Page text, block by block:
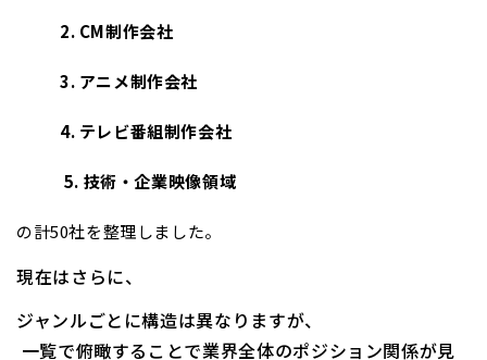
2. CM制作会社
3. アニメ制作会社
4. テレビ番組制作会社
5. 技術・企業映像領域
の計50社を整理しました。
現在はさらに、
ジャンルごとに構造は異なりますが、
一覧で俯瞰することで業界全体のポジション関係が見